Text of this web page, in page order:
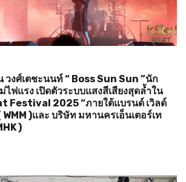
งศ์เตชะนนท์ “ Boss Sun Sun ”นัก
ฟแรง เปิดตัวระบบแสงสีเสียงสุดล้ำใน
Festival 2025 “ภายใต้แบรนด์ เวิลด์
WMM )และ บริษัท มหานครเอ็นเตอร์เท
)